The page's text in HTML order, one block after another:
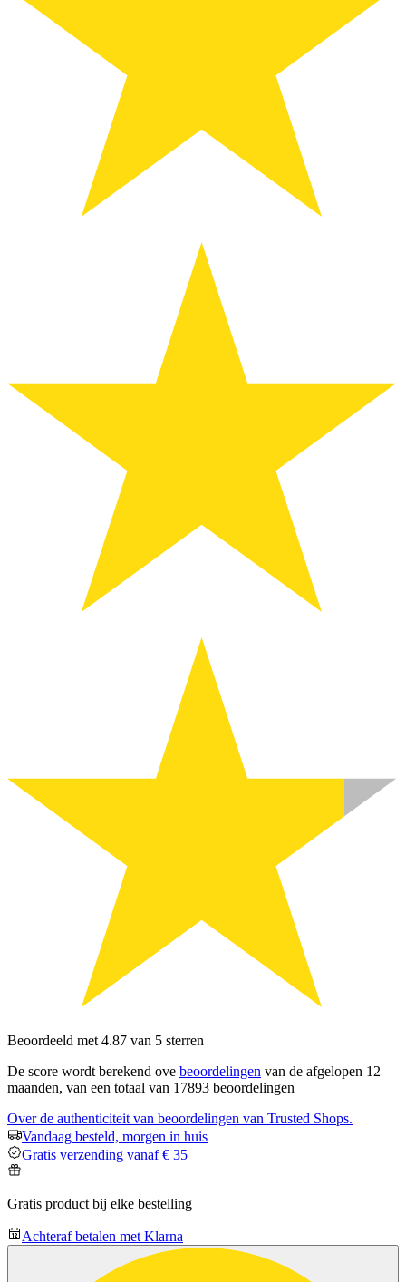
Beoordeeld met 4.87 van 5 sterren
De score wordt berekend ove beoordelingen van de afgelopen 12
maanden, van een totaal van 17893 beoordelingen
Over de authenticiteit van beoordelingen van Trusted Shops.
Vandaag besteld, morgen in huis
Gratis verzending vanaf € 35
Gratis product bij elke bestelling
Achteraf betalen met Klarna